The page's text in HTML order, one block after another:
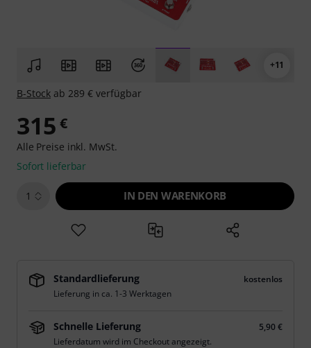
+11
B-Stock ab 289 € verfügbar
315 €
Alle Preise inkl. MwSt.
Sofort lieferbar
1 IN DEN WARENKORB
Standardlieferung
kostenlos
Lieferung in ca. 1-3 Werktagen
Schnelle Lieferung
5,90 €
Lieferdatum wird im Checkout angezeigt.